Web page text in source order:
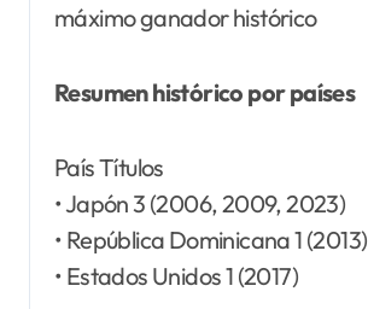
máximo ganador histórico
Resumen histórico por países
País Títulos
• Japón 3 (2006, 2009, 2023)
• República Dominicana 1 (2013)
• Estados Unidos 1 (2017)